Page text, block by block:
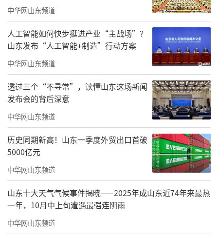
经济开发区工作人员和安全专家一起深入
辖区内钢铁、纺织等重点企业行业，紧盯重点
领域、重点环节，检查企业安全生产责任制落
实情况、安全管理机构与人员配备、风险隐患
中华网山东频道
人工智能如何快步挺进产业“主战场”？
山东发布“人工智能+制造”行动方案
中华网山东频道
透过三个“不寻常”，读懂山东这场新闻
发布会的背后深意
中华网山东频道
历史同期新高！山东一季度外贸出口首破
5000亿元
中华网山东频道
山东十大天气气候事件揭晓——2025年成山东近74年来最热
一年，10月中上旬遭遇最强连阴雨
中华网山东频道